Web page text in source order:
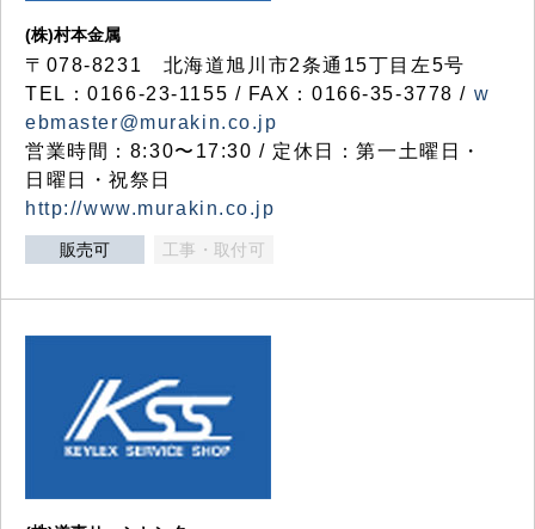
(株)村本金属
〒078-8231 北海道旭川市2条通15丁目左5号
TEL：0166-23-1155 / FAX：0166-35-3778 / w
ebmaster@murakin.co.jp
営業時間：8:30〜17:30 / 定休日：第一土曜日・
日曜日・祝祭日
http://www.murakin.co.jp
販売可 工事・取付可